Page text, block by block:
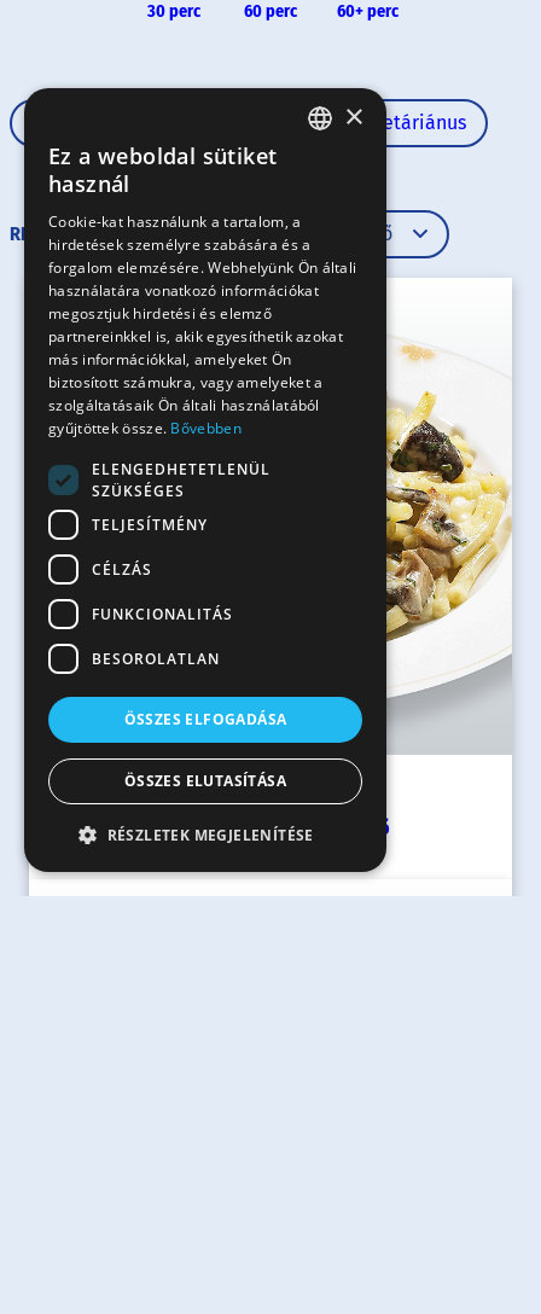
30 perc 60 perc 60+ perc
Vegetáriánus
RENDEZÉS
40 perc
Sajtban sült gombás rövidcső
SK
RO
×
Ez a weboldal sütiket
használ
Cookie-kat használunk a tartalom, a
hirdetések személyre szabására és a
forgalom elemzésére. Webhelyünk Ön általi
használatára vonatkozó információkat
megosztjuk hirdetési és elemző
partnereinkkel is, akik egyesíthetik azokat
más információkkal, amelyeket Ön
biztosított számukra, vagy amelyeket a
szolgáltatásaik Ön általi használatából
gyűjtöttek össze. Bővebben
ELENGEDHETETLENÜL
SZÜKSÉGES
TELJESÍTMÉNY
CÉLZÁS
FUNKCIONALITÁS
BESOROLATLAN
ÖSSZES ELFOGADÁSA
ÖSSZES ELUTASÍTÁSA
RÉSZLETEK MEGJELENÍTÉSE